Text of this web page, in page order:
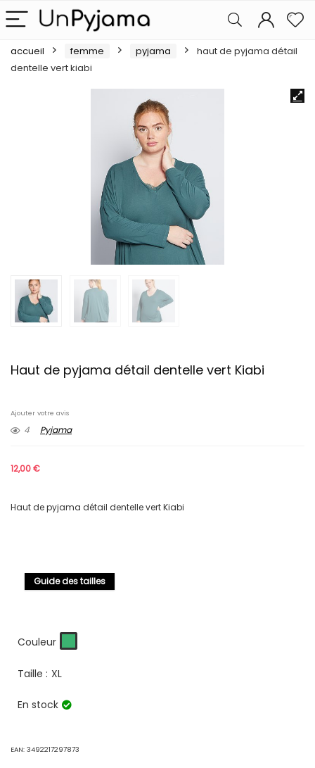
accueil femme pyjama
haut de pyjama détail
dentelle vert kiabi
Haut de pyjama détail dentelle vert Kiabi
Ajouter votre avis
4 Pyjama
12,00€
Haut de pyjama détail dentelle vert Kiabi
Guide des tailles
Couleur
Taille : XL
En stock
EAN: 3492217297873